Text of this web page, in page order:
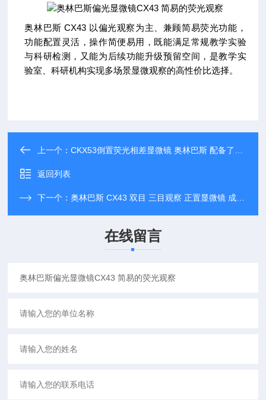
奥林巴斯 CX43 以偏光观察为主、兼顾简易荧光功能，
功能配置灵活，操作简便易用，既能满足常规教学实验
与科研检测，又能为后续功能升级预留空间，是教学实
验室、科研机构实现多场景显微观察的高性价比选择。
上一个：CKX53倒置荧光相差显微镜 奥林巴斯 配备了标准化的相机端口
返回列表
下一个：奥林巴斯 CX43 双目 三目观察 正置显微镜 成像系统
在线留言